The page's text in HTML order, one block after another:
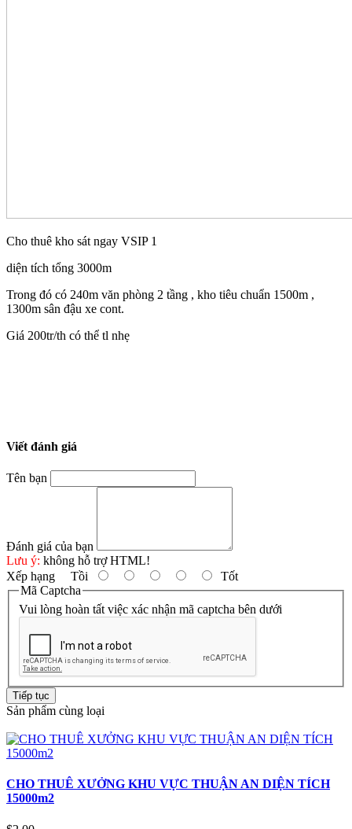
Cho thuê kho sát ngay VSIP 1
diện tích tổng 3000m
Trong đó có 240m văn phòng 2 tầng , kho tiêu chuẩn 1500m ,
1300m sân đậu xe cont.
Giá 200tr/th có thể tl nhẹ
Viết đánh giá
Tên bạn
Đánh giá của bạn
Lưu ý: không hỗ trợ HTML!
Xếp hạng Tồi
Tốt
Mã Captcha
Vui lòng hoàn tất việc xác nhận mã captcha bên dưới
Tiếp tục
Sản phẩm cùng loại
CHO THUÊ XƯỞNG KHU VỰC THUẬN AN DIỆN TÍCH
15000m2